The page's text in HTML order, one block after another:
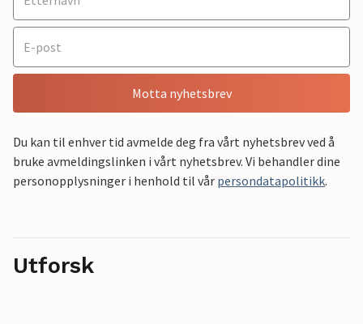
Motta nyhetsbrev
Du kan til enhver tid avmelde deg fra vårt nyhetsbrev ved å
bruke avmeldingslinken i vårt nyhetsbrev. Vi behandler dine
personopplysninger i henhold til vår persondatapolitikk.
Utforsk